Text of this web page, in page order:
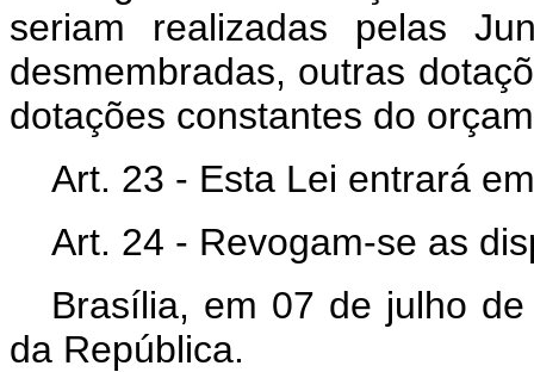
seriam realizadas pelas
desmembradas, outras
dotações constantes do
Art. 23 - Esta Lei entrará
Art. 24 - Revogam-se as
Brasília, em 07 de julho
da República.